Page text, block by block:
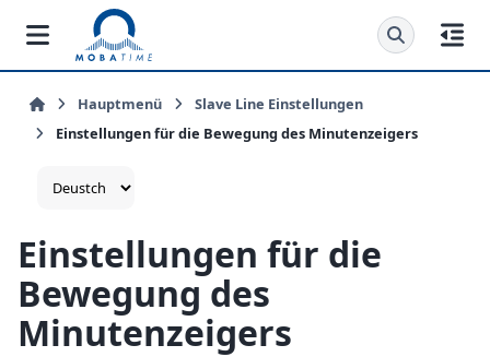
Hauptmenü
Slave Line Einstellungen
Einstellungen für die Bewegung des Minutenzeigers
Einstellungen für die
Bewegung des
Minutenzeigers